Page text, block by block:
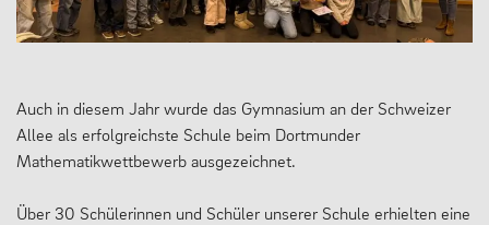
Auch in diesem Jahr wurde das Gymnasium an der Schweizer
Allee als erfolgreichste Schule beim Dortmunder
Mathematikwettbewerb ausgezeichnet.
Über 30 Schülerinnen und Schüler unserer Schule erhielten eine